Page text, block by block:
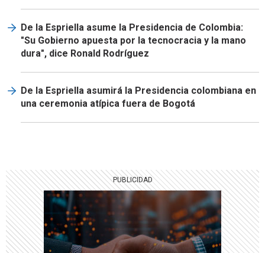
De la Espriella asume la Presidencia de Colombia:
"Su Gobierno apuesta por la tecnocracia y la mano
dura", dice Ronald Rodríguez
De la Espriella asumirá la Presidencia colombiana en
una ceremonia atípica fuera de Bogotá